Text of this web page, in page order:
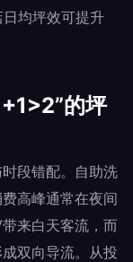
均坪效可提升
的坪
段错配。自助洗
高峰通常在夜间
来白天客流，而
双向导流。从投